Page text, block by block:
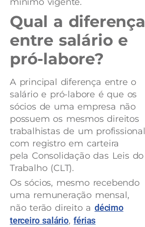
mínimo vigente.
Qual a diferença
entre salário e
pró-labore?
A principal diferença entre o
salário e pró-labore é que os
sócios de uma empresa não
possuem os mesmos direitos
trabalhistas de um profissional
com registro em carteira
pela Consolidação das Leis do
Trabalho (CLT).
Os sócios, mesmo recebendo
uma remuneração mensal,
não terão direito adécimo
terceiro salário,férias